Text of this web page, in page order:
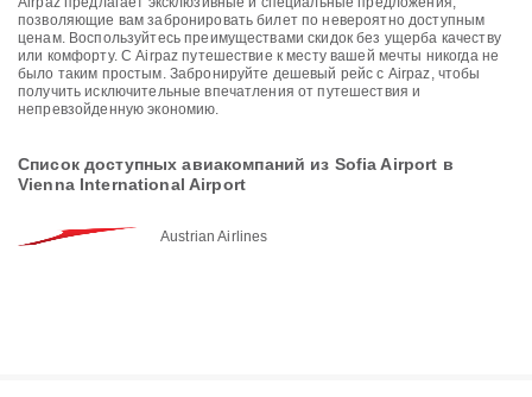
позволяющие вам забронировать билет по невероятно доступным
ценам. Воспользуйтесь преимуществами скидок без ущерба качеству
или комфорту. С Airpaz путешествие к месту вашей мечты никогда не
было таким простым. Забронируйте дешевый рейс с Airpaz, чтобы
получить исключительные впечатления от путешествия и
непревзойденную экономию.
Список доступных авиакомпаний из Sofia Airport в
Vienna International Airport
Austrian Airlines